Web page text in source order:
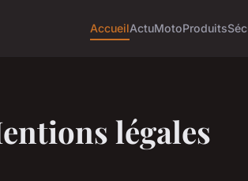
AccueilActuMotoProduits
légales